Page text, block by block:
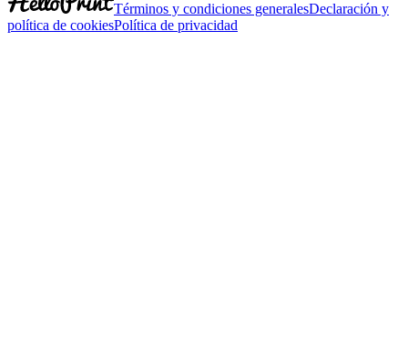
Términos y condiciones generalesDeclaración y
política de cookiesPolítica de privacidad